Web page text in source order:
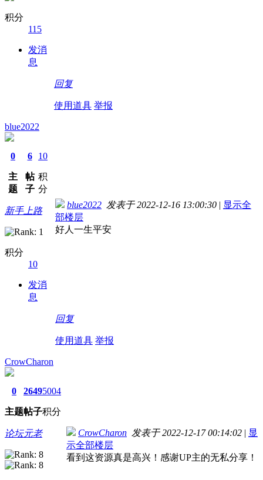
积分
115
发消
息
回复
使用道具 举报
blue2022
0
主
题
6
帖
子
10
积
分
新手上路
积分
10
发消
息
blue2022 发表于 2022-12-16 13:00:30 | 显示全
部楼层
好人一生平安
回复
使用道具 举报
CrowCharon
0
主题
2649
帖子
5004
积分
论坛元老 CrowCharon 发表于 2022-12-17 00:14:02 | 显
示全部楼层
看到这资源真是高兴！感谢UP主的无私分享！